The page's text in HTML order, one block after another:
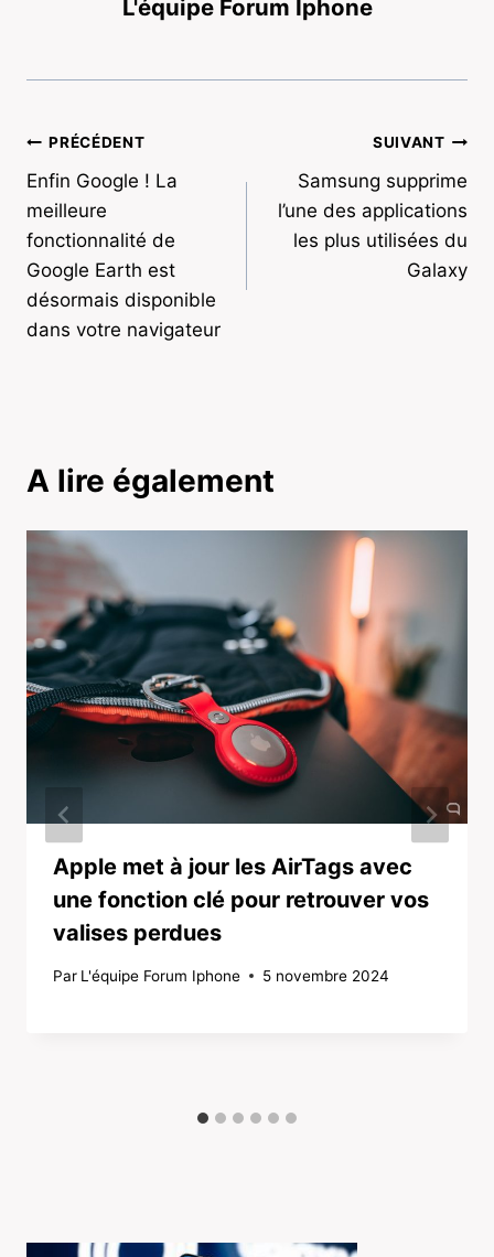
L'équipe Forum Iphone
Navigation
de
l’article
PRÉCÉDENT
Enfin Google ! La
meilleure
fonctionnalité de
Google Earth est
désormais disponible
dans votre navigateur
SUIVANT
Samsung supprime
l’une des applications
les plus utilisées du
Galaxy
A lire également
Apple met à jour les AirTags avec
une fonction clé pour retrouver vos
valises perdues
Par L'équipe Forum Iphone 5 novembre 2024